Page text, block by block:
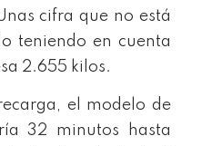
cifra que no está
teniendo en cuenta
2.655 kilos.
el modelo de
32 minutos hasta